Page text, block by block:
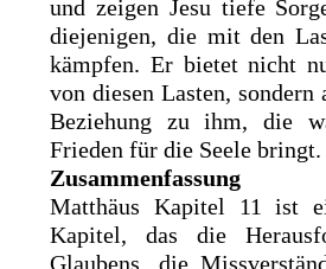
und zeigen Jesu tiefe
diejenigen, die mit den
kämpfen. Er bietet nicht
von diesen Lasten, sondern
Beziehung zu ihm, die
Frieden für die Seele bringt.
Zusammenfassung
Matthäus Kapitel 11 ist
Kapitel, das die
Glaubens, die